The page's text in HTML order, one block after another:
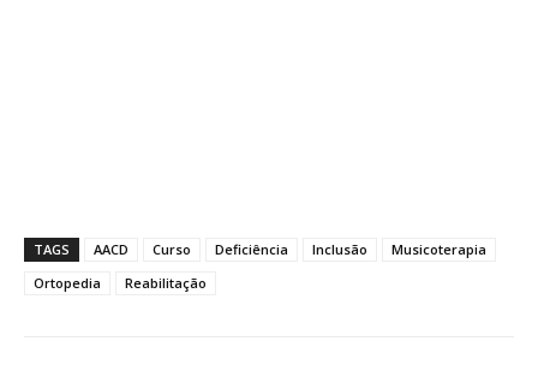
TAGS AACD Curso Deficiência Inclusão
Musicoterapia
Ortopedia
Reabilitação